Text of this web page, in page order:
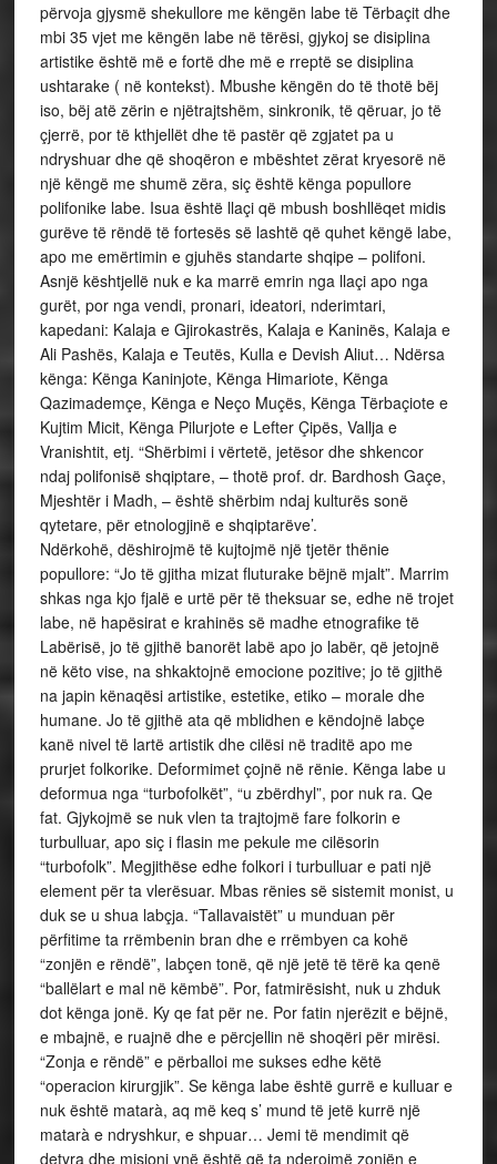
përvoja gjysmë shekullore me këngën labe të Tërbaçit dhe
mbi 35 vjet me këngën labe në tërësi, gjykoj se disiplina
artistike është më e fortë dhe më e rreptë se disiplina
ushtarake ( në kontekst). Mbushe këngën do të thotë bëj
iso, bëj atë zërin e njëtrajtshëm, sinkronik, të qëruar, jo të
çjerrë, por të kthjellët dhe të pastër që zgjatet pa u
ndryshuar dhe që shoqëron e mbështet zërat kryesorë në
një këngë me shumë zëra, siç është kënga popullore
polifonike labe. Isua është llaçi që mbush boshllëqet midis
gurëve të rëndë të fortesës së lashtë që quhet këngë labe,
apo me emërtimin e gjuhës standarte shqipe – polifoni.
Asnjë kështjellë nuk e ka marrë emrin nga llaçi apo nga
gurët, por nga vendi, pronari, ideatori, nderimtari,
kapedani: Kalaja e Gjirokastrës, Kalaja e Kaninës, Kalaja e
Ali Pashës, Kalaja e Teutës, Kulla e Devish Aliut… Ndërsa
kënga: Kënga Kaninjote, Kënga Himariote, Kënga
Qazimademçe, Kënga e Neço Muçës, Kënga Tërbaçiote e
Kujtim Micit, Kënga Pilurjote e Lefter Çipës, Vallja e
Vranishtit, etj. “Shërbimi i vërtetë, jetësor dhe shkencor
ndaj polifonisë shqiptare, – thotë prof. dr. Bardhosh Gaçe,
Mjeshtër i Madh, – është shërbim ndaj kulturës sonë
qytetare, për etnologjinë e shqiptarëve’.
Ndërkohë, dëshirojmë të kujtojmë një tjetër thënie
popullore: “Jo të gjitha mizat fluturake bëjnë mjalt”. Marrim
shkas nga kjo fjalë e urtë për të theksuar se, edhe në trojet
labe, në hapësirat e krahinës së madhe etnografike të
Labërisë, jo të gjithë banorët labë apo jo labër, që jetojnë
në këto vise, na shkaktojnë emocione pozitive; jo të gjithë
na japin kënaqësi artistike, estetike, etiko – morale dhe
humane. Jo të gjithë ata që mblidhen e këndojnë labçe
kanë nivel të lartë artistik dhe cilësi në traditë apo me
prurjet folkorike. Deformimet çojnë në rënie. Kënga labe u
deformua nga “turbofolkët”, “u zbërdhyl”, por nuk ra. Qe
fat. Gjykojmë se nuk vlen ta trajtojmë fare folkorin e
turbulluar, apo siç i flasin me pekule me cilësorin
“turbofolk”. Megjithëse edhe folkori i turbulluar e pati një
element për ta vlerësuar. Mbas rënies së sistemit monist, u
duk se u shua labçja. “Tallavaistët” u munduan për
përfitime ta rrëmbenin bran dhe e rrëmbyen ca kohë
“zonjën e rëndë”, labçen tonë, që një jetë të tërë ka qenë
“ballëlart e mal në këmbë”. Por, fatmirësisht, nuk u zhduk
dot kënga jonë. Ky qe fat për ne. Por fatin njerëzit e bëjnë,
e mbajnë, e ruajnë dhe e përcjellin në shoqëri për mirësi.
“Zonja e rëndë” e përballoi me sukses edhe këtë
“operacion kirurgjik”. Se kënga labe është gurrë e kulluar e
nuk është matarà, aq më keq s’ mund të jetë kurrë një
matarà e ndryshkur, e shpuar… Jemi të mendimit që
detyra dhe misioni ynë është që ta nderojmë zonjën e